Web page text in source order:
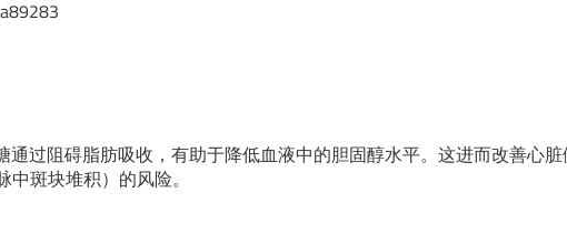
通过阻碍脂肪吸收，有助于降低血液中的胆固醇水平。这进而改善心脏
斑块堆积）的风险。